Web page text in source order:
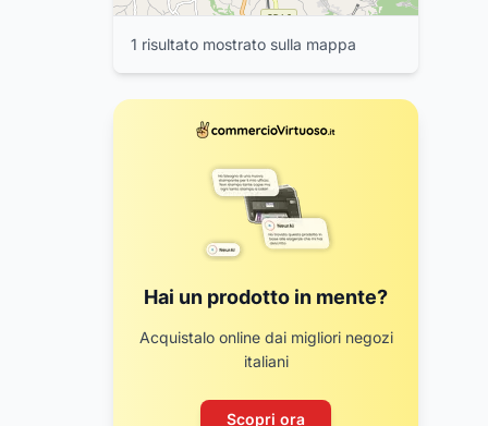
1 risultato mostrato sulla mappa
Hai un prodotto in mente?
Acquistalo online dai migliori negozi
italiani
Scopri ora